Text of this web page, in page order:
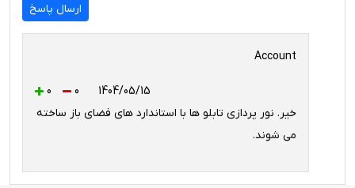
ارسال پاسخ
Account
1404/05/15
0
0
خیر. نور پردازی تابلو ها با استاندارد های فضای باز ساخته
می شوند.